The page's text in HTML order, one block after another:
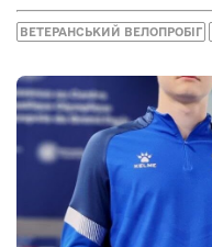
ВЕТЕРАНСЬКИЙ ВЕЛОПРОБІГ